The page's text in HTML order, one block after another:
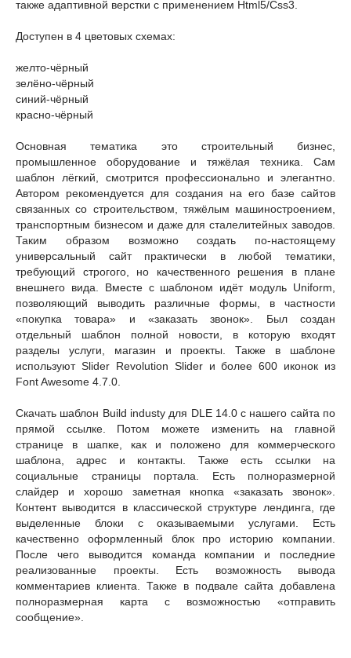
также адаптивной верстки с применением Html5/Css3.
Доступен в 4 цветовых схемах:
желто-чёрный
зелёно-чёрный
синий-чёрный
красно-чёрный
Основная тематика это строительный бизнес,
промышленное оборудование и тяжёлая техника. Сам
шаблон лёгкий, смотрится профессионально и элегантно.
Автором рекомендуется для создания на его базе сайтов
связанных со строительством, тяжёлым машиностроением,
транспортным бизнесом и даже для сталелитейных заводов.
Таким образом возможно создать по-настоящему
универсальный сайт практически в любой тематики,
требующий строгого, но качественного решения в плане
внешнего вида. Вместе с шаблоном идёт модуль Uniform,
позволяющий выводить различные формы, в частности
«покупка товара» и «заказать звонок». Был создан
отдельный шаблон полной новости, в которую входят
разделы услуги, магазин и проекты. Также в шаблоне
используют Slider Revolution Slider и более 600 иконок из
Font Awesome 4.7.0.
Скачать шаблон Build industy для DLE 14.0 c нашего сайта по
прямой ссылке. Потом можете изменить на главной
странице в шапке, как и положено для коммерческого
шаблона, адрес и контакты. Также есть ссылки на
социальные страницы портала. Есть полноразмерной
слайдер и хорошо заметная кнопка «заказать звонок».
Контент выводится в классической структуре лендинга, где
выделенные блоки с оказываемыми услугами. Есть
качественно оформленный блок про историю компании.
После чего выводится команда компании и последние
реализованные проекты. Есть возможность вывода
комментариев клиента. Также в подвале сайта добавлена
полноразмерная карта с возможностью «отправить
сообщение».